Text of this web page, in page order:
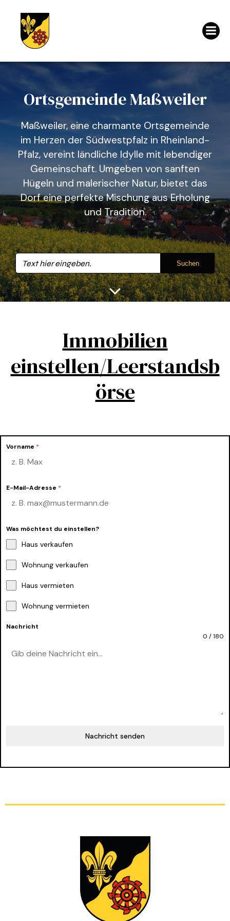
Ortsgemeinde Maßweiler
Maßweiler, eine charmante Ortsgemeinde
im Herzen der Südwestpfalz in Rheinland-
Pfalz, vereint ländliche Idylle mit lebendiger
Gemeinschaft. Umgeben von sanften
Hügeln und malerischer Natur, bietet das
Dorf eine perfekte Mischung aus Erholung
und Tradition.
Suchen
Immobilien
einstellen/Leerstandsb
örse
Vorname *
E-Mail-Adresse *
Was möchtest du einstellen?
Haus verkaufen
Wohnung verkaufen
Haus vermieten
Wohnung vermieten
Nachricht
0 / 180
Nachricht senden